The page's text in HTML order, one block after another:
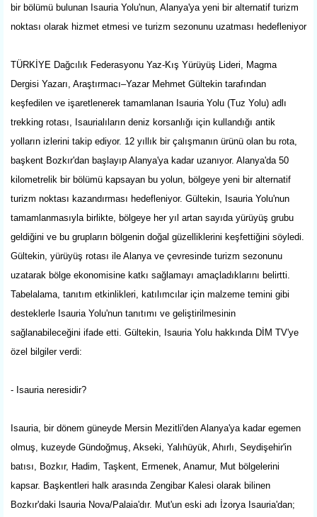
bir bölümü bulunan Isauria Yolu'nun, Alanya'ya yeni bir alternatif turizm
noktası olarak hizmet etmesi ve turizm sezonunu uzatması hedefleniyor
TÜRKİYE Dağcılık Federasyonu Yaz-Kış Yürüyüş Lideri, Magma
Dergisi Yazarı, Araştırmacı–Yazar Mehmet Gültekin tarafından
keşfedilen ve işaretlenerek tamamlanan Isauria Yolu (Tuz Yolu) adlı
trekking rotası, Isaurialıların deniz korsanlığı için kullandığı antik
yolların izlerini takip ediyor. 12 yıllık bir çalışmanın ürünü olan bu rota,
başkent Bozkır'dan başlayıp Alanya'ya kadar uzanıyor. Alanya'da 50
kilometrelik bir bölümü kapsayan bu yolun, bölgeye yeni bir alternatif
turizm noktası kazandırması hedefleniyor. Gültekin, Isauria Yolu'nun
tamamlanmasıyla birlikte, bölgeye her yıl artan sayıda yürüyüş grubu
geldiğini ve bu grupların bölgenin doğal güzelliklerini keşfettiğini söyledi.
Gültekin, yürüyüş rotası ile Alanya ve çevresinde turizm sezonunu
uzatarak bölge ekonomisine katkı sağlamayı amaçladıklarını belirtti.
Tabelalama, tanıtım etkinlikleri, katılımcılar için malzeme temini gibi
desteklerle Isauria Yolu'nun tanıtımı ve geliştirilmesinin
sağlanabileceğini ifade etti. Gültekin, Isauria Yolu hakkında DİM TV'ye
özel bilgiler verdi:
- Isauria neresidir?
Isauria, bir dönem güneyde Mersin Mezitli'den Alanya'ya kadar egemen
olmuş, kuzeyde Gündoğmuş, Akseki, Yalıhüyük, Ahırlı, Seydişehir'in
batısı, Bozkır, Hadim, Taşkent, Ermenek, Anamur, Mut bölgelerini
kapsar. Başkentleri halk arasında Zengibar Kalesi olarak bilinen
Bozkır'daki lsauria Nova/Palaia'dır. Mut'un eski adı İzorya Isauria'dan;